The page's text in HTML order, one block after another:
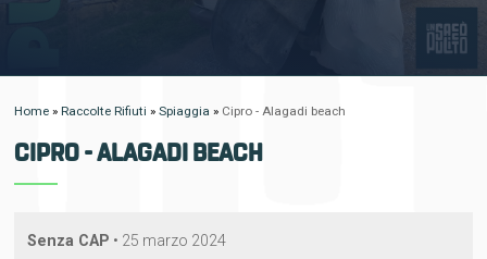
Home »Raccolte Rifiuti »Spiaggia » Cipro - Alagadi beach
CIPRO - ALAGADI BEACH
Senza CAP • 25 marzo 2024